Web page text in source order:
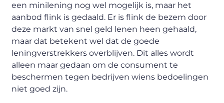
een minilening nog wel mogelijk is, maar het
aanbod flink is gedaald. Er is flink de bezem door
deze markt van snel geld lenen heen gehaald,
maar dat betekent wel dat de goede
leningverstrekkers overblijven. Dit alles wordt
alleen maar gedaan om de consument te
beschermen tegen bedrijven wiens bedoelingen
niet goed zijn.